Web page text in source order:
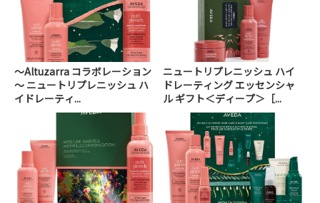
～Altuzarra コラボレーション
～ ニュートリプレニッシュ ハ
イドレーティ...
ニュートリプレニッシュ ハイ
ドレーティング エッセンシャ
ル ギフト＜ディープ＞［...